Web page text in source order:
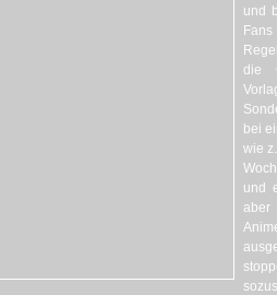
und
die
bei
wie
und
aber